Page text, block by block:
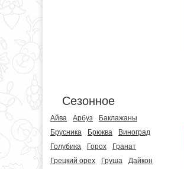
Сезонное
Айва Арбуз
Баклажаны
Брусника
Брюква
Виноград
Голубика
Горох
Гранат
Грецкий орех
Груша
Дайкон